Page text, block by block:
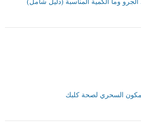
وما الكمية المناسبة (دليل شامل)